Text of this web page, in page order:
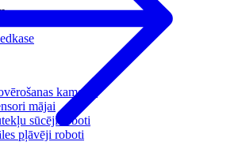
kameras
mājai
sūcēji roboti
pļāvēji roboti